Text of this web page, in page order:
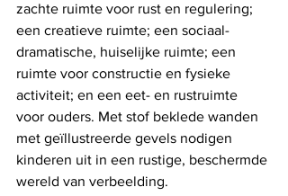
zachte ruimte voor rust en regulering;
een creatieve ruimte; een sociaal-
dramatische, huiselijke ruimte; een
ruimte voor constructie en fysieke
activiteit; en een eet- en rustruimte
voor ouders. Met stof beklede wanden
met geïllustreerde gevels nodigen
kinderen uit in een rustige, beschermde
wereld van verbeelding.